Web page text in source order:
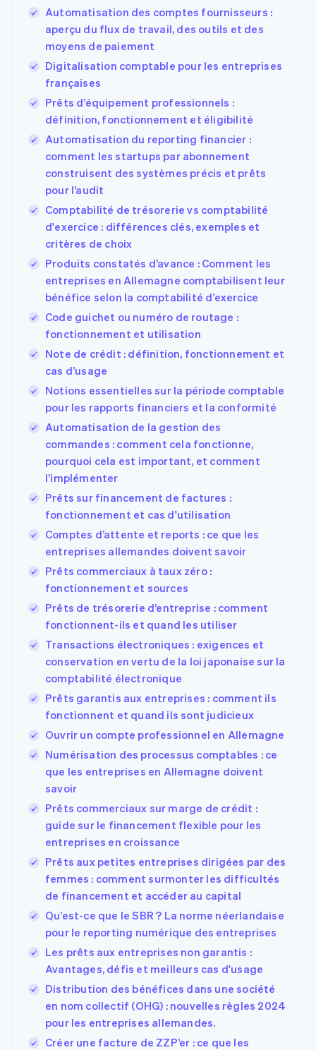
Moyens de
paiement
Accès à plus
de 125
Terminal
Paiements en
Authorization
Boost
Acceptation
optimisée
Link
Paiements
accélérés
Financial
Connections
Comptes
financiers
associés
Comptabilité
automatisée
Stripe Sigma
personnalisés
des données
Plus
Product roadmap
Découvrez les prochaines évolutions
Prévention de la fraude
Constitution de start-up
Climate
Élimination du carbone
Identity
Vérification de l'identité
Stripe Sessions 2026
Découvrez comment Stripe construit l’infrastructure
Regarder la vidéo
l’application
Marketplaces
Gestion financière
Plateformes
Par secteur
Entreprises d'IA
Économie des
créateurs
loisirs
Assurance
divertissements
Organisations à but
non lucratif
Services aux
entreprises
Secteur public
Commerce en ligne
Écosystème
Partenaires
Marketplace
plateforme ou de
marketplace
Gérer des
abonnements
Proposer une
facturation à l'usage
bancaires adossées à
des stablecoins
Fournir et gérer des
services avec des
Ressources
d'applications
Exemples de code
Blog des
développeurs
État de l'API
Entreprise
Roadmap produit
annuelle
Communiqués de
presse
Stripe Press
Contact
équipe
Devenir partenaire
Automatisation des comptes fournisseurs :
aperçu du flux de travail, des outils et des
moyens de paiement
Digitalisation comptable pour les entreprises
françaises
Prêts d’équipement professionnels :
définition, fonctionnement et éligibilité
Automatisation du reporting financier :
comment les startups par abonnement
construisent des systèmes précis et prêts
pour l’audit
Comptabilité de trésorerie vs comptabilité
d'exercice : différences clés, exemples et
critères de choix
Produits constatés d’avance : Comment les
entreprises en Allemagne comptabilisent leur
bénéfice selon la comptabilité d’exercice
Code guichet ou numéro de routage :
fonctionnement et utilisation
Note de crédit : définition, fonctionnement et
cas d’usage
Notions essentielles sur la période comptable
pour les rapports financiers et la conformité
Automatisation de la gestion des
commandes : comment cela fonctionne,
pourquoi cela est important, et comment
l’implémenter
Prêts sur financement de factures :
fonctionnement et cas d'utilisation
Comptes d’attente et reports : ce que les
entreprises allemandes doivent savoir
Prêts commerciaux à taux zéro :
fonctionnement et sources
Prêts de trésorerie d’entreprise : comment
fonctionnent-ils et quand les utiliser
Transactions électroniques : exigences et
conservation en vertu de la loi japonaise sur la
comptabilité électronique
Prêts garantis aux entreprises : comment ils
fonctionnent et quand ils sont judicieux
Ouvrir un compte professionnel en Allemagne
Numérisation des processus comptables : ce
que les entreprises en Allemagne doivent
savoir
Prêts commerciaux sur marge de crédit :
guide sur le financement flexible pour les
entreprises en croissance
Prêts aux petites entreprises dirigées par des
femmes : comment surmonter les difficultés
de financement et accéder au capital
Qu’est-ce que le SBR ? La norme néerlandaise
pour le reporting numérique des entreprises
Les prêts aux entreprises non garantis :
Avantages, défis et meilleurs cas d'usage
Distribution des bénéfices dans une société
en nom collectif (OHG) : nouvelles règles 2024
pour les entreprises allemandes.
Créer une facture de ZZP’er : ce que les